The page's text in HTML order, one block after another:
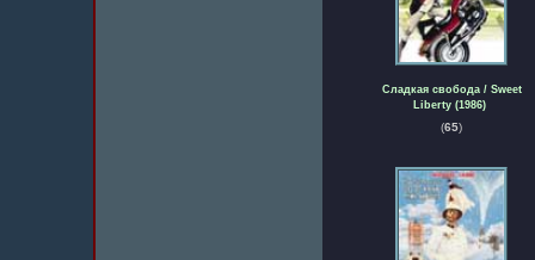
Сладкая свобода / Sweet
Liberty (1986)
(65)